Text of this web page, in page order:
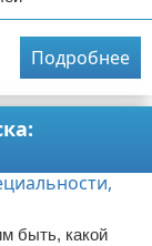
Подробнее
быть, какой